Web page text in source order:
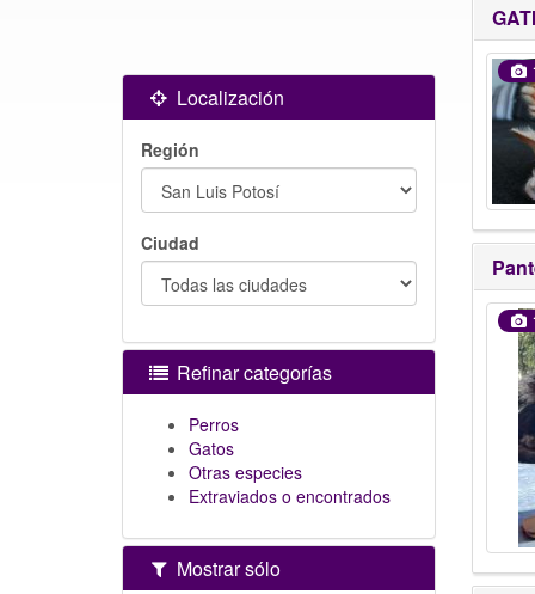
Localización
Región
Ciudad
Refinar categorías
Perros
Gatos
Otras especies
Extraviados o encontrados
Mostrar sólo